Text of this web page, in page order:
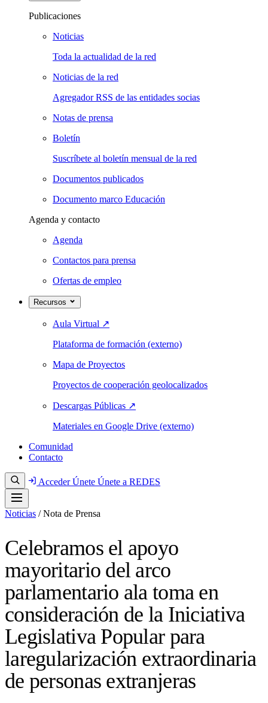
Publicaciones
Noticias
Toda la actualidad de la red
Noticias de la red
Agregador RSS de las entidades socias
Notas de prensa
Boletín
Suscríbete al boletín mensual de la red
Documentos publicados
Documento marco Educación
Agenda y contacto
Agenda
Contactos para prensa
Ofertas de empleo
Recursos
Aula Virtual ↗
Plataforma de formación (externo)
Mapa de Proyectos
Proyectos de cooperación geolocalizados
Descargas Públicas ↗
Materiales en Google Drive (externo)
Comunidad
Contacto
AccederÚnete Únete a REDES
Noticias / Nota de Prensa
Celebramos el apoyo
mayoritario del arco
parlamentario ala toma en
consideración de la Iniciativa
Legislativa Popular para
laregularización extraordinaria
de personas extranjeras